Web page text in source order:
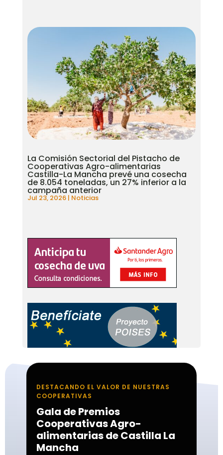
La Comisión Sectorial del Pistacho de
Cooperativas Agro-alimentarias
Castilla-La Mancha prevé una cosecha
de 8.054 toneladas, un 27% inferior a la
campaña anterior
Jul 23, 2026| Noticias
DESTACANDO EL VALOR DE NUESTRAS
COOPERATIVAS
Gala de Premios
Cooperativas Agro-
alimentarias de Castilla La
Mancha